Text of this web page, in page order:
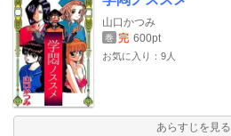
山口かつみ
巻 完 600pt
お気に入り：9人
あらすじを見